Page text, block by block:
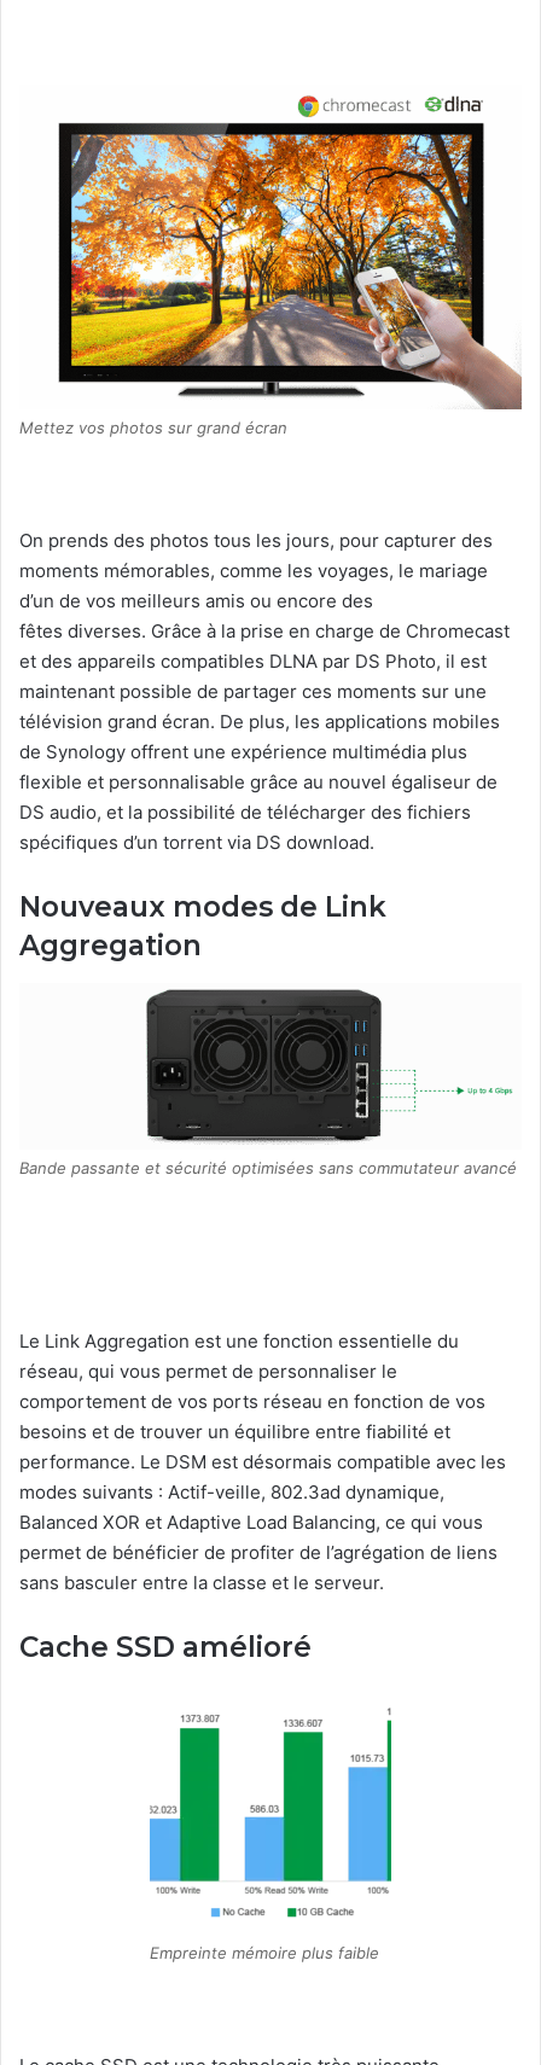
Mettez vos photos sur grand écran
On prends des photos tous les jours, pour capturer des
moments mémorables, comme les voyages, le mariage
d’un de vos meilleurs amis ou encore des
fêtes diverses. Grâce à la prise en charge de Chromecast
et des appareils compatibles DLNA par DS Photo, il est
maintenant possible de partager ces moments sur une
télévision grand écran. De plus, les applications mobiles
de Synology offrent une expérience multimédia plus
flexible et personnalisable grâce au nouvel égaliseur de
DS audio, et la possibilité de télécharger des fichiers
spécifiques d’un torrent via DS download.
Nouveaux modes de Link
Aggregation
Bande passante et sécurité optimisées sans commutateur avancé
Le Link Aggregation est une fonction essentielle du
réseau, qui vous permet de personnaliser le
comportement de vos ports réseau en fonction de vos
besoins et de trouver un équilibre entre fiabilité et
performance. Le DSM est désormais compatible avec les
modes suivants : Actif-veille, 802.3ad dynamique,
Balanced XOR et Adaptive Load Balancing, ce qui vous
permet de bénéficier de profiter de l’agrégation de liens
sans basculer entre la classe et le serveur.
Cache SSD amélioré
Empreinte mémoire plus faible